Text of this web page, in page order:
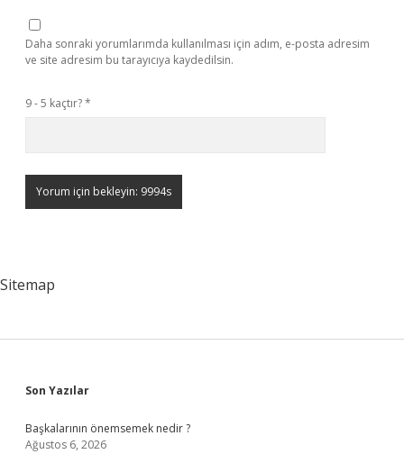
Daha sonraki yorumlarımda kullanılması için adım, e-posta adresim
ve site adresim bu tarayıcıya kaydedilsin.
9 - 5 kaçtır?*
Sitemap
Sidebar
Son Yazılar
Başkalarının önemsemek nedir ?
Ağustos 6, 2026